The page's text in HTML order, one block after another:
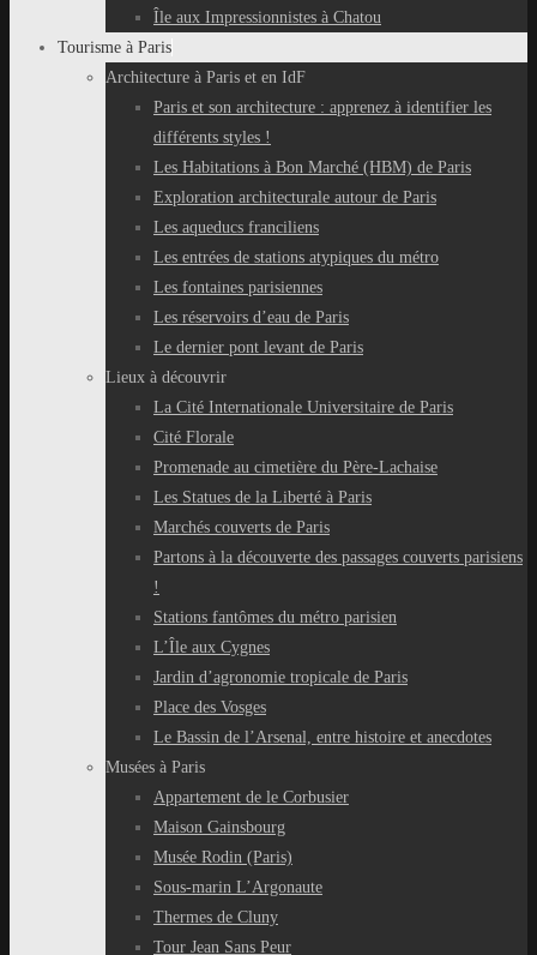
Île aux Impressionnistes à Chatou
Tourisme à Paris
Architecture à Paris et en IdF
Paris et son architecture : apprenez à identifier les
différents styles !
Les Habitations à Bon Marché (HBM) de Paris
Exploration architecturale autour de Paris
Les aqueducs franciliens
Les entrées de stations atypiques du métro
Les fontaines parisiennes
Les réservoirs d’eau de Paris
Le dernier pont levant de Paris
Lieux à découvrir
La Cité Internationale Universitaire de Paris
Cité Florale
Promenade au cimetière du Père-Lachaise
Les Statues de la Liberté à Paris
Marchés couverts de Paris
Partons à la découverte des passages couverts parisiens
!
Stations fantômes du métro parisien
L’Île aux Cygnes
Jardin d’agronomie tropicale de Paris
Place des Vosges
Le Bassin de l’Arsenal, entre histoire et anecdotes
Musées à Paris
Appartement de le Corbusier
Maison Gainsbourg
Musée Rodin (Paris)
Sous-marin L’Argonaute
Thermes de Cluny
Tour Jean Sans Peur